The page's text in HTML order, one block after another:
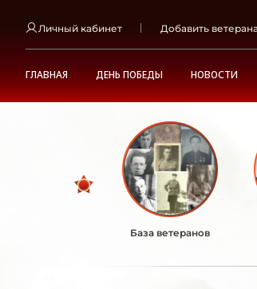
Личный кабинет Добавить ветерана
ГЛАВНАЯ ДЕНЬ ПОБЕДЫ НОВОСТИ
База ветеранов